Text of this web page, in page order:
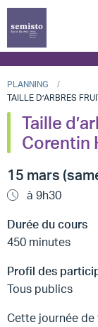
PLANNING
TAILLE D’ARBRES
Taille
Corentin
15 mars
à 9h30
Durée du cours
450 minutes
Profil des
Tous publics
Cette journée